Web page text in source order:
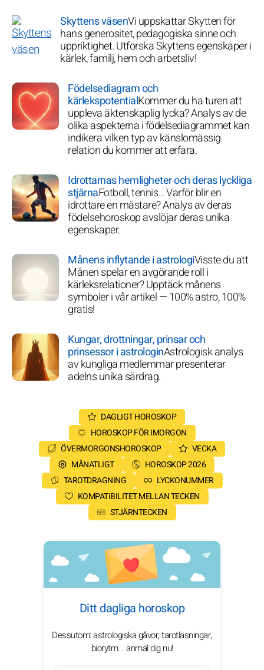
Skyttens väsenVi uppskattar Skytten för
hans generositet, pedagogiska sinne och
uppriktighet. Utforska Skyttens egenskaper i
kärlek, familj, hem och arbetsliv!
Födelsediagram och
kärlekspotentialKommer du ha turen att
uppleva äktenskaplig lycka? Analys av de
olika aspekterna i födelsediagrammet kan
indikera vilken typ av känslomässig
relation du kommer att erfara.
Idrottarnas hemligheter och deras lyckliga
stjärnaFotboll, tennis... Varför blir en
idrottare en mästare? Analys av deras
födelsehoroskop avslöjar deras unika
egenskaper.
Månens inflytande i astrologiVisste du att
Månen spelar en avgörande roll i
kärleksrelationer? Upptäck månens
symboler i vår artikel — 100% astro, 100%
gratis!
Kungar, drottningar, prinsar och
prinsessor i astrologinAstrologisk analys
av kungliga medlemmar presenterar
adelns unika särdrag.
DAGLIGT HOROSKOP
HOROSKOP FÖR IMORGON
ÖVERMORGONSHOROSKOP
VECKA
MÅNATLIGT
HOROSKOP 2026
TAROTDRAGNING
LYCKONUMMER
KOMPATIBILITET MELLAN TECKEN
STJÄRNTECKEN
Ditt dagliga horoskop
Dessutom: astrologiska gåvor, tarotläsningar,
biorytm... anmäl dig nu!